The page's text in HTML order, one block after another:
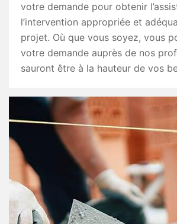
votre demande pour obtenir
l’intervention appropriée et
projet. Où que vous soyez, vous
votre demande auprès de nos
sauront être à la hauteur de vos